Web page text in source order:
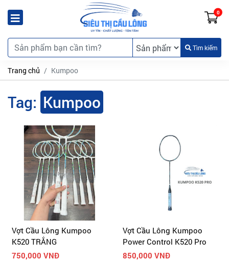
0
Tìm kiếm
Trang chủ Kumpoo
Tag: Kumpoo
Vợt Cầu Lông Kumpoo
K520 TRẮNG
750,000 VNĐ
Vợt Cầu Lông Kumpoo
Power Control K520 Pro
850,000 VNĐ